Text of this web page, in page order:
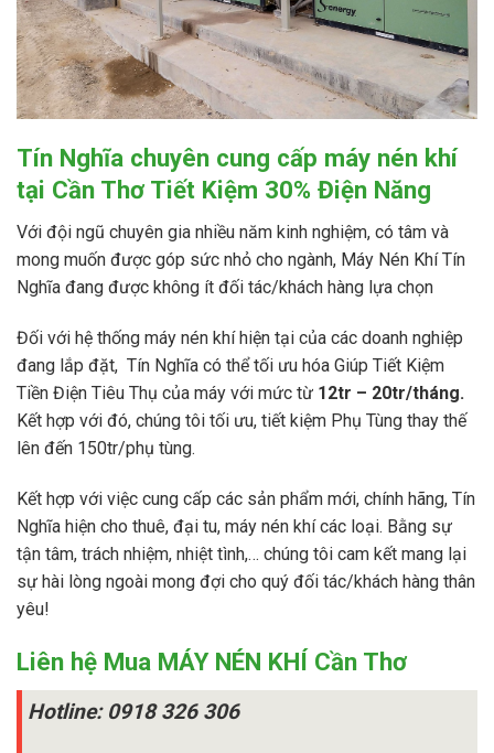
Tín Nghĩa chuyên cung cấp máy nén khí
tại Cần Thơ Tiết Kiệm 30% Điện Năng
Với đội ngũ chuyên gia nhiều năm kinh nghiệm, có tâm và
mong muốn được góp sức nhỏ cho ngành, Máy Nén Khí Tín
Nghĩa đang được không ít đối tác/khách hàng lựa chọn
Đối với hệ thống máy nén khí hiện tại của các doanh nghiệp
đang lắp đặt, Tín Nghĩa có thể tối ưu hóa Giúp Tiết Kiệm
Tiền Điện Tiêu Thụ của máy với mức từ 12tr – 20tr/tháng.
Kết hợp với đó, chúng tôi tối ưu, tiết kiệm Phụ Tùng thay thế
lên đến 150tr/phụ tùng.
Kết hợp với việc cung cấp các sản phẩm mới, chính hãng, Tín
Nghĩa hiện cho thuê, đại tu, máy nén khí các loại. Bằng sự
tận tâm, trách nhiệm, nhiệt tình,… chúng tôi cam kết mang lại
sự hài lòng ngoài mong đợi cho quý đối tác/khách hàng thân
yêu!
Liên hệ Mua MÁY NÉN KHÍ Cần Thơ
Hotline: 0918 326 306